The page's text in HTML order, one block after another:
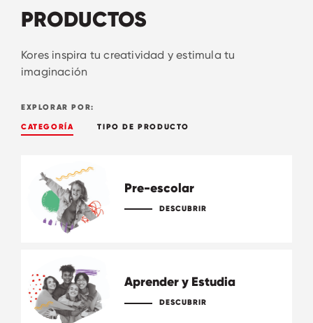
PRODUCTOS
Kores inspira tu creatividad y estimula tu
imaginación
EXPLORAR POR:
CATEGORÍA
TIPO DE PRODUCTO
Pre-escolar
DESCUBRIR
Aprender y Estudia
DESCUBRIR